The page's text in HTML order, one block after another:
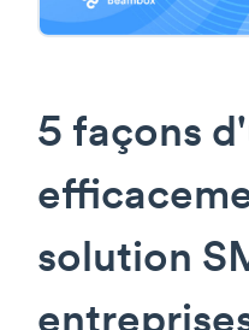
5 façons
solution